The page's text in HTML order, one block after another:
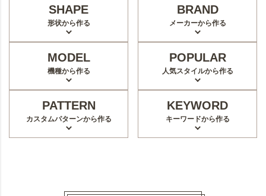
SHAPE
形状から作る
BRAND
メーカーから作る
MODEL
機種から作る
POPULAR
人気スタイルから作る
PATTERN
カスタムパターンから作る
KEYWORD
キーワードから作る